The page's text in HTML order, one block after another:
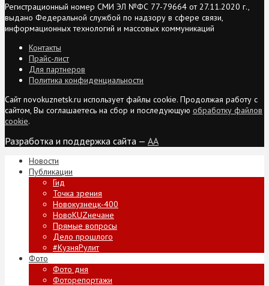
Регистрационный номер СМИ ЭЛ №ФС 77-79664 от 27.11.2020 г.,
выдано Федеральной службой по надзору в сфере связи,
информационных технологий и массовых коммуникаций
Контакты
Прайс-лист
Для партнеров
Политика конфиденциальности
Сайт novokuznetsk.ru использует файлы cookie. Продолжая работу с
сайтом, Вы соглашаетесь на сбор и последующую обработку файлов
cookie.
Разработка и поддержка сайта — AA
Новости
Публикации
Гид
Точка зрения
Новокузнецк-400
НовоKUZнечане
Прямые вопросы
Дело прошлого
#КузняРулит
Фото
Фото дня
Фоторепортажи